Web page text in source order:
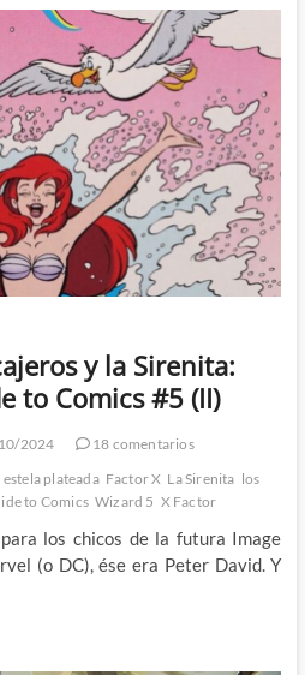
y la Sirenita:
to Comics #5 (II)
2024
18 comentarios
estela plateada Factor X La Sirenita los
to Comics Wizard 5 X Factor
los chicos de la futura Image
(o DC), ése era Peter David. Y